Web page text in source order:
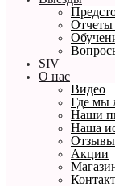
Отчеты
SIV
О нас
Видео
Где мы
Наши
Наша
Отзывы
Акции